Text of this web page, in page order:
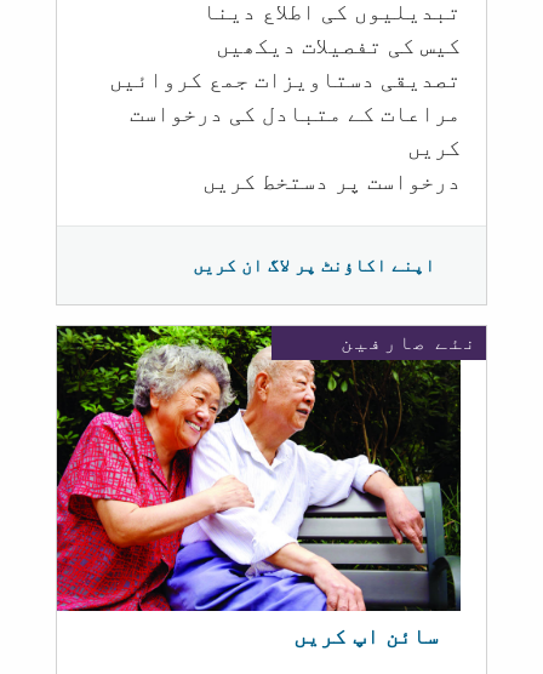
تبدیلیوں کی اطلاع دینا
کیس کی تفصیلات دیکھیں
تصدیقی دستاویزات جمع کروائیں
مراعات کے متبادل کی درخواست
کریں
درخواست پر دستخط کریں
اپنے اکاؤنٹ پر لاگ ان کریں
نئے صارفین
سائن اپ کریں